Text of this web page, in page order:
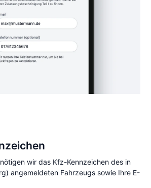
wir das Kfz-Kennzeichen des in
angemeldeten Fahrzeugs sowie Ihre E-